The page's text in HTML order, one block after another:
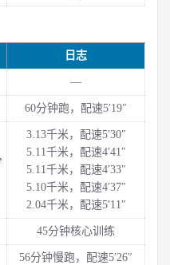
日志
—
60分钟跑，配速5′19″
3.13千米，配速5′30″
5.11千米，配速4′41″
5.11千米，配速4′33″
5.10千米，配速4′37″
2.04千米，配速5′11″
45分钟核心训练
56分钟慢跑，配速5′26″